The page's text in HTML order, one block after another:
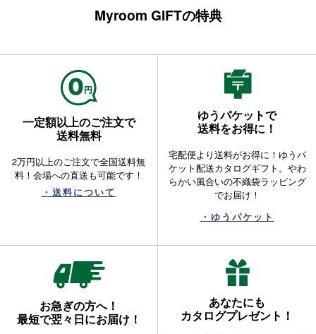
Myroom GIFTの特典
一定額以上のご注文で
送料無料
2万円以上のご注文で全国送料無
料！会場への直送も可能です！
・送料について
ゆうパケットで
送料をお得に！
宅配便より送料がお得に！ゆうパ
ケット配送カタログギフト。やわ
らかい風合いの不織袋ラッピング
でお届け！
・ゆうパケット
お急ぎの方へ！
最短で翌々日にお届け！
あなたにも
カタログプレゼント！